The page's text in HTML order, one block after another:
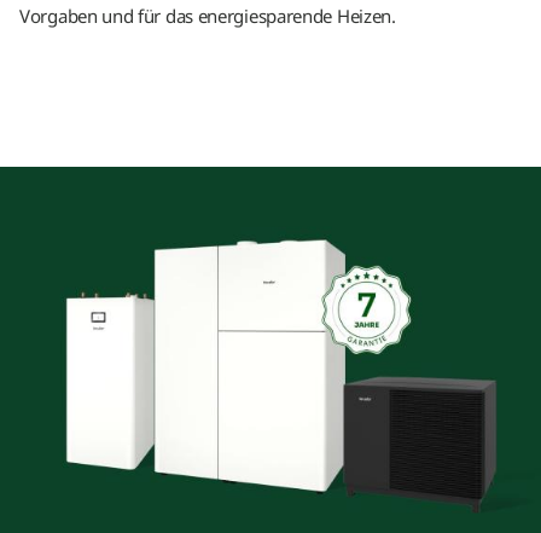
Vorgaben und für das energiesparende Heizen.